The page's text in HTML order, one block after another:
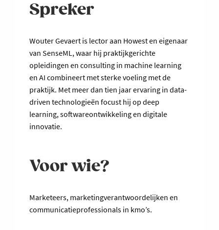
Spreker
Wouter Gevaert is lector aan Howest en eigenaar
van SenseML, waar hij praktijkgerichte
opleidingen en consulting in machine learning
en AI combineert met sterke voeling met de
praktijk. Met meer dan tien jaar ervaring in data-
driven technologieën focust hij op deep
learning, softwareontwikkeling en digitale
innovatie.
Voor wie?
Marketeers, marketingverantwoordelijken en
communicatieprofessionals in kmo’s.